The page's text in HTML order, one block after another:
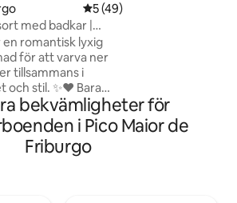
5 av 5 i genomsnittligt
5 (49)
med badkar |
romantisk lyxig
för att varva ner
tillsammans i
och stil. ✨️❤️ Bara
Friburgo, i
VI erbjuder en
bekvämlighet,
enkel tillgång,
bekvämligheter för
i Pico Maior de
Friburgo